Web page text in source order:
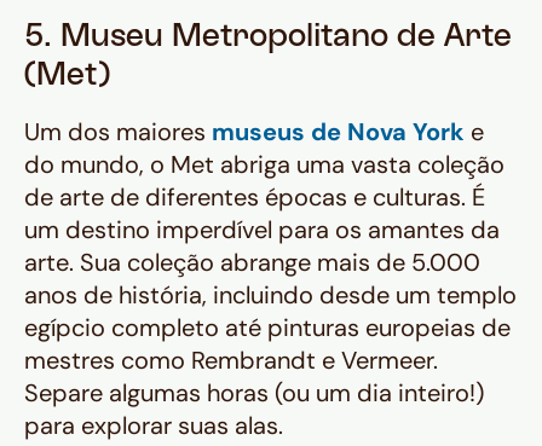
5. Museu Metropolitano de Arte
(Met)
Um dos maiores museus de Nova York e
do mundo, o Met abriga uma vasta coleção
de arte de diferentes épocas e culturas. É
um destino imperdível para os amantes da
arte. Sua coleção abrange mais de 5.000
anos de história, incluindo desde um templo
egípcio completo até pinturas europeias de
mestres como Rembrandt e Vermeer.
Separe algumas horas (ou um dia inteiro!)
para explorar suas alas.